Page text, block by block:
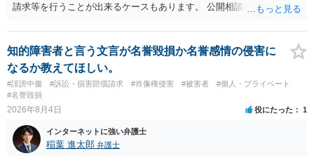
請求等を行うことが出来るケースもあります。 公開相談の場では回答
に個別に相談されると良いでしょう。
知的障害者と言う文言が名誉毀損か名誉感情の侵害に
なるか教えてほしい。
#誹謗中傷 #訴訟・損害賠償請求 #肖像権侵害 #被害者
#個人・プライベート
#名誉毀損
2026年8月4日 役にたった 1
インターネットに強い弁護士
稲葉 進太郎 弁護士